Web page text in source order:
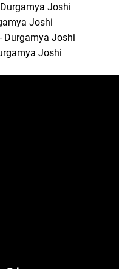
Joshi
Joshi
- Durgamya Joshi
Joshi